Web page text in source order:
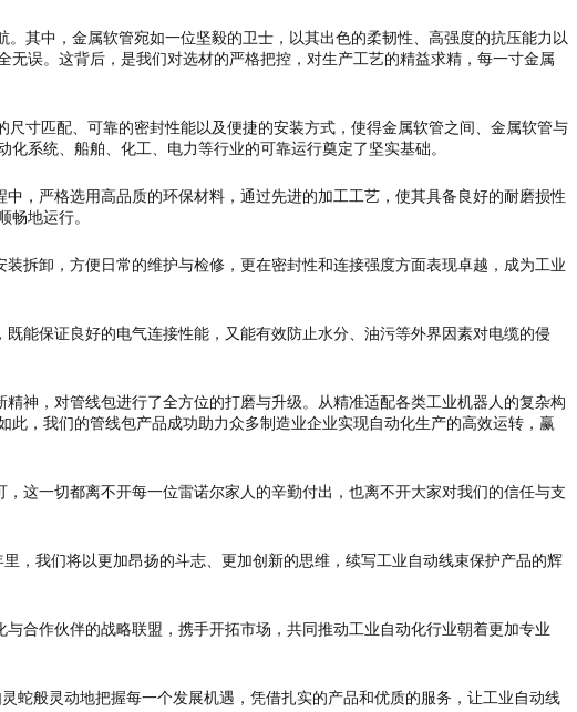
其中，金属软管宛如一位坚毅的卫士，以其出色的柔韧性、高强度的抗压能力以
误。这背后，是我们对选材的严格把控，对生产工艺的精益求精，每一寸金属
寸匹配、可靠的密封性能以及便捷的安装方式，使得金属软管之间、金属软管与
系统、船舶、化工、电力等行业的可靠运行奠定了坚实基础。
严格选用高品质的环保材料，通过先进的加工工艺，使其具备良好的耐磨损性
畅地运行。
卸，方便日常的维护与检修，更在密封性和连接强度方面表现卓越，成为工业
能保证良好的电气连接性能，又能有效防止水分、油污等外界因素对电缆的侵
，对管线包进行了全方位的打磨与升级。从精准适配各类工业机器人的复杂构
，我们的管线包产品成功助力众多制造业企业实现自动化生产的高效运转，赢
一切都离不开每一位雷诺尔家人的辛勤付出，也离不开大家对我们的信任与支
，我们将以更加昂扬的斗志、更加创新的思维，续写工业自动线束保护产品的辉
合作伙伴的战略联盟，携手开拓市场，共同推动工业自动化行业朝着更加专业
蛇般灵动地把握每一个发展机遇，凭借扎实的产品和优质的服务，让工业自动线